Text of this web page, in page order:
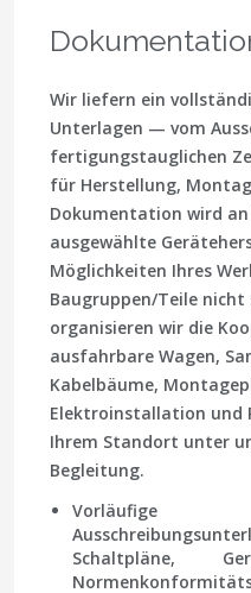
Wir liefern ein
Unterlagen — vom
fertigungstauglichen
für Herstellung,
Dokumentation wird
ausgewählte
Möglichkeiten Ihres
Baugruppen/Teile
organisieren wir die
ausfahrbare Wagen,
Kabelbäume,
Elektroinstallation und
Ihrem Standort unter
Begleitung.
Schaltpläne,